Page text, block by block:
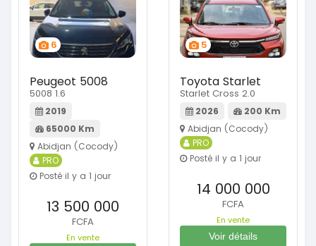
6
Peugeot 5008
5008 1.6
2019
65000 Km
Abidjan (Cocody)
PRO
Posté il y a 1 jour
13 500 000
FCFA
En vente
5
Toyota Starlet
Starlet Cross 2.0
2026
200 Km
Abidjan (Cocody)
PRO
Posté il y a 1 jour
14 000 000
FCFA
En vente
Voir détails